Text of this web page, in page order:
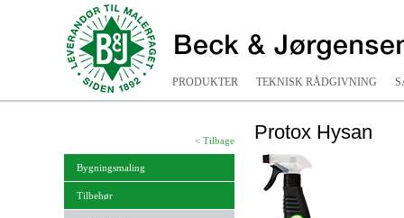
PRODUKTER TEKNISK RÅDGIVNING
Protox Hysan
< Tilbage
Bygningsmaling
Tilbehør